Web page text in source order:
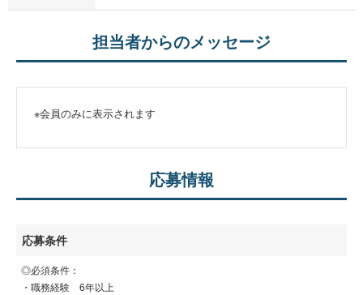
担当者からのメッセージ
※会員のみに表示されます
応募情報
応募条件
◎必須条件：
・職務経験 6年以上